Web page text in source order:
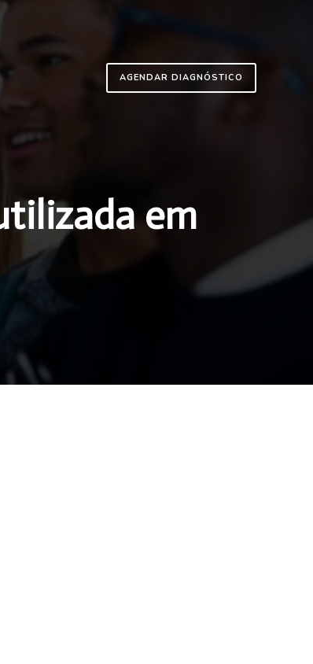
AGENDAR DIAGNÓSTICO
em